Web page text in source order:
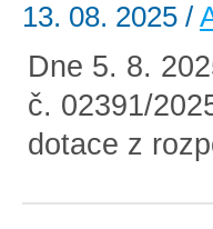
13. 08. 2025 /
Dne 5. 8.
č. 02391/
dotace z